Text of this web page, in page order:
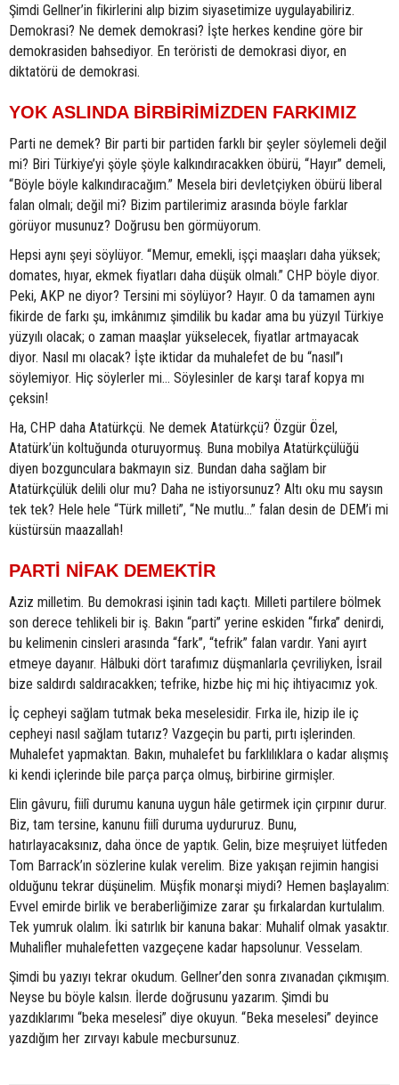
Şimdi Gellner’in fikirlerini alıp bizim siyasetimize uygulayabiliriz.
Demokrasi? Ne demek demokrasi? İşte herkes kendine göre bir
demokrasiden bahsediyor. En teröristi de demokrasi diyor, en
diktatörü de demokrasi.
YOK ASLINDA BİRBİRİMİZDEN FARKIMIZ
Parti ne demek? Bir parti bir partiden farklı bir şeyler söylemeli değil
mi? Biri Türkiye’yi şöyle şöyle kalkındıracakken öbürü, “Hayır” demeli,
“Böyle böyle kalkındıracağım.” Mesela biri devletçiyken öbürü liberal
falan olmalı; değil mi? Bizim partilerimiz arasında böyle farklar
görüyor musunuz? Doğrusu ben görmüyorum.
Hepsi aynı şeyi söylüyor. “Memur, emekli, işçi maaşları daha yüksek;
domates, hıyar, ekmek fiyatları daha düşük olmalı.” CHP böyle diyor.
Peki, AKP ne diyor? Tersini mi söylüyor? Hayır. O da tamamen aynı
fikirde de farkı şu, imkânımız şimdilik bu kadar ama bu yüzyıl Türkiye
yüzyılı olacak; o zaman maaşlar yükselecek, fiyatlar artmayacak
diyor. Nasıl mı olacak? İşte iktidar da muhalefet de bu “nasıl”ı
söylemiyor. Hiç söylerler mi… Söylesinler de karşı taraf kopya mı
çeksin!
Ha, CHP daha Atatürkçü. Ne demek Atatürkçü? Özgür Özel,
Atatürk’ün koltuğunda oturuyormuş. Buna mobilya Atatürkçülüğü
diyen bozgunculara bakmayın siz. Bundan daha sağlam bir
Atatürkçülük delili olur mu? Daha ne istiyorsunuz? Altı oku mu saysın
tek tek? Hele hele “Türk milleti”, “Ne mutlu…” falan desin de DEM’i mi
küstürsün maazallah!
PARTİ NİFAK DEMEKTİR
Aziz milletim. Bu demokrasi işinin tadı kaçtı. Milleti partilere bölmek
son derece tehlikeli bir iş. Bakın “parti” yerine eskiden “fırka” denirdi,
bu kelimenin cinsleri arasında “fark”, “tefrik” falan vardır. Yani ayırt
etmeye dayanır. Hâlbuki dört tarafımız düşmanlarla çevriliyken, İsrail
bize saldırdı saldıracakken; tefrike, hizbe hiç mi hiç ihtiyacımız yok.
İç cepheyi sağlam tutmak beka meselesidir. Fırka ile, hizip ile iç
cepheyi nasıl sağlam tutarız? Vazgeçin bu parti, pırtı işlerinden.
Muhalefet yapmaktan. Bakın, muhalefet bu farklılıklara o kadar alışmış
ki kendi içlerinde bile parça parça olmuş, birbirine girmişler.
Elin gâvuru, fiilî durumu kanuna uygun hâle getirmek için çırpınır durur.
Biz, tam tersine, kanunu fiilî duruma uydururuz. Bunu,
hatırlayacaksınız, daha önce de yaptık. Gelin, bize meşruiyet lütfeden
Tom Barrack’ın sözlerine kulak verelim. Bize yakışan rejimin hangisi
olduğunu tekrar düşünelim. Müşfik monarşi miydi? Hemen başlayalım:
Evvel emirde birlik ve beraberliğimize zarar şu fırkalardan kurtulalım.
Tek yumruk olalım. İki satırlık bir kanuna bakar: Muhalif olmak yasaktır.
Muhalifler muhalefetten vazgeçene kadar hapsolunur. Vesselam.
Şimdi bu yazıyı tekrar okudum. Gellner’den sonra zıvanadan çıkmışım.
Neyse bu böyle kalsın. İlerde doğrusunu yazarım. Şimdi bu
yazdıklarımı “beka meselesi” diye okuyun. “Beka meselesi” deyince
yazdığım her zırvayı kabule mecbursunuz.